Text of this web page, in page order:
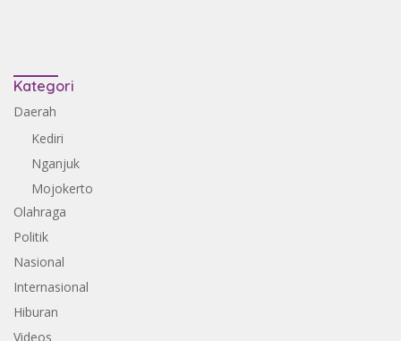
Kategori
Daerah
Kediri
Nganjuk
Mojokerto
Olahraga
Politik
Nasional
Internasional
Hiburan
Videos